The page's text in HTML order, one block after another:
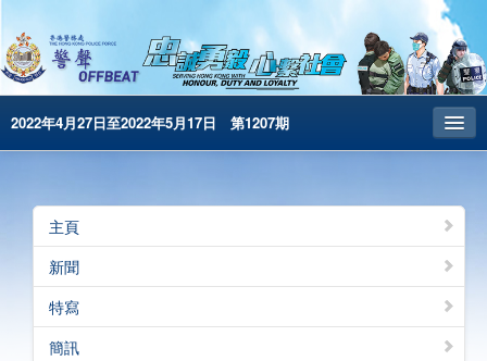
2022年4月27日至2022年5月17日 第1207期
昔日警聲
警務處主頁
简体版
English
主頁
新聞
特寫
簡訊